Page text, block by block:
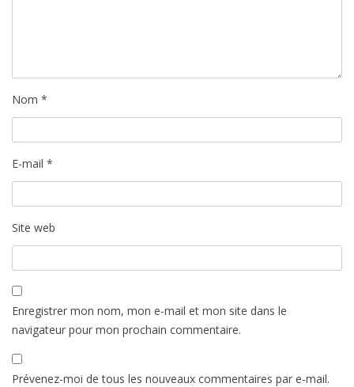
Nom *
E-mail *
Site web
Enregistrer mon nom, mon e-mail et mon site dans le
navigateur pour mon prochain commentaire.
Prévenez-moi de tous les nouveaux commentaires par e-mail.